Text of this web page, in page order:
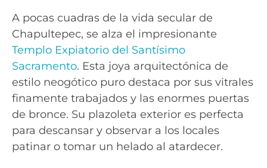
A pocas cuadras de la vida secular de
Chapultepec, se alza el impresionante
Templo Expiatorio del Santísimo
Sacramento. Esta joya arquitectónica de
estilo neogótico puro destaca por sus vitrales
finamente trabajados y las enormes puertas
de bronce. Su plazoleta exterior es perfecta
para descansar y observar a los locales
patinar o tomar un helado al atardecer.